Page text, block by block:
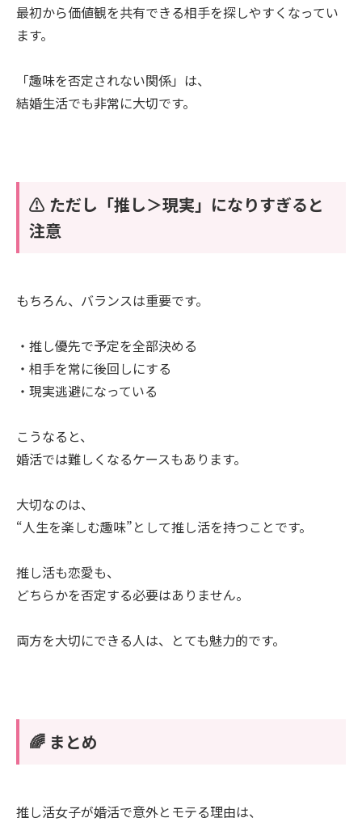
最初から価値観を共有できる相手を探しやすくなってい
ます。
「趣味を否定されない関係」は、
結婚生活でも非常に大切です。
⚠️ ただし「推し＞現実」になりすぎると
注意
もちろん、バランスは重要です。
・推し優先で予定を全部決める
・相手を常に後回しにする
・現実逃避になっている
こうなると、
婚活では難しくなるケースもあります。
大切なのは、
“人生を楽しむ趣味”として推し活を持つことです。
推し活も恋愛も、
どちらかを否定する必要はありません。
両方を大切にできる人は、とても魅力的です。
🌈 まとめ
推し活女子が婚活で意外とモテる理由は、